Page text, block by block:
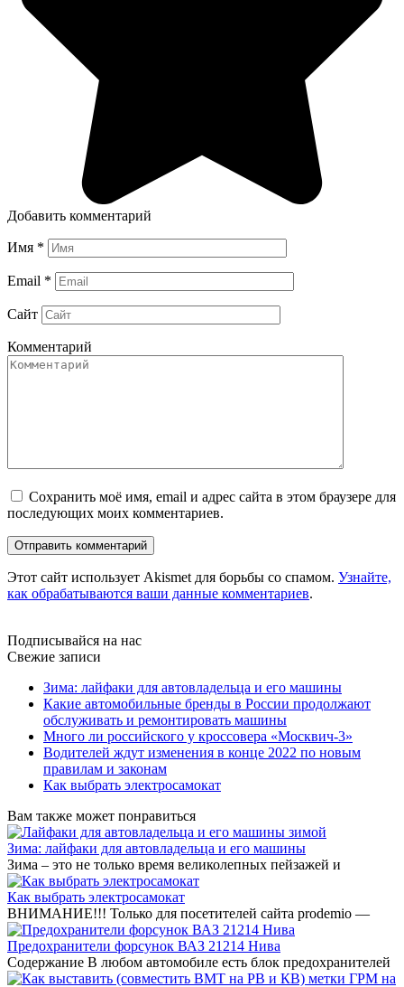
Добавить комментарий
Имя *
Email *
Сайт
Комментарий
Сохранить моё имя, email и адрес сайта в этом браузере для
последующих моих комментариев.
Этот сайт использует Akismet для борьбы со спамом. Узнайте,
как обрабатываются ваши данные комментариев.
Подписывайся на нас
Свежие записи
Зима: лайфаки для автовладельца и его машины
Какие автомобильные бренды в России продолжают
обслуживать и ремонтировать машины
Много ли российского у кроссовера «Москвич-3»
Водителей ждут изменения в конце 2022 по новым
правилам и законам
Как выбрать электросамокат
Вам также может понравиться
Зима: лайфаки для автовладельца и его машины
Зима – это не только время великолепных пейзажей и
Как выбрать электросамокат
ВНИМАНИЕ!!! Только для посетителей сайта prodemio —
Предохранители форсунок ВАЗ 21214 Нива
Содержание В любом автомобиле есть блок предохранителей